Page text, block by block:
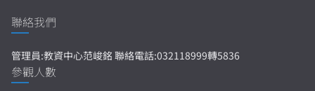
聯絡我們
管理員:教資中心范峻銘 聯絡電話:032118999轉5836
參觀人數